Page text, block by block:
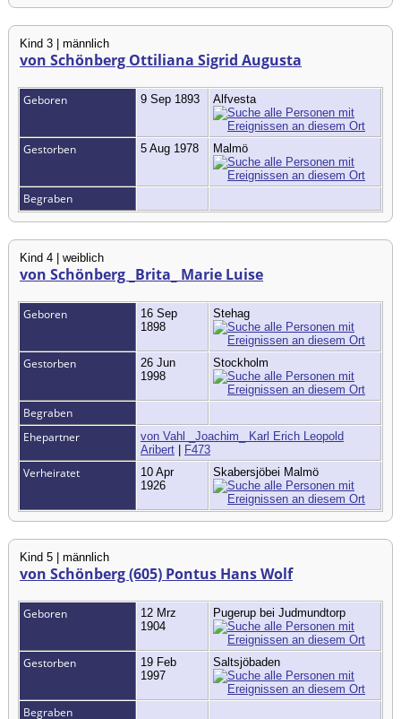
Kind 3 | männlich
von Schönberg Ottiliana Sigrid Augusta
Geboren 9 Sep 1893 Alfvesta
Gestorben 5 Aug 1978 Malmö
Begraben
Kind 4 | weiblich
von Schönberg _Brita_ Marie Luise
Geboren
16 Sep
1898
Stehag
Gestorben
26 Jun
1998
Stockholm
Begraben
Ehepartner
von Vahl _Joachim_ Karl Erich Leopold
Aribert | F473
Verheiratet
10 Apr
1926
Skabersjöbei Malmö
Kind 5 | männlich
von Schönberg (605) Pontus Hans Wolf
Geboren
12 Mrz
1904
Pugerup bei Judmundtorp
Gestorben
19 Feb
1997
Saltsjöbaden
Begraben